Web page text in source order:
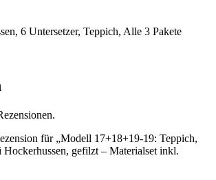
6 Untersetzer, Teppich, Alle 3 Pakete
für „Modell 17+18+19-19: Teppich,
Hockerhussen, gefilzt – Materialset inkl.